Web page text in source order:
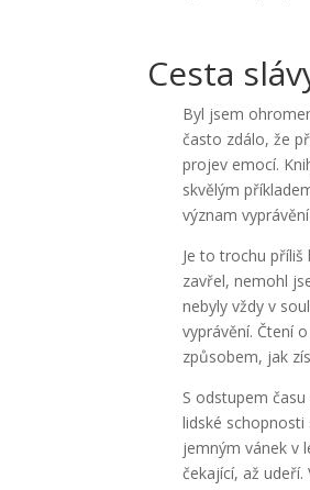
Cesta
Byl jsem
často zdálo, že
projev emocí.
skvělým
význam
Je to trochu
zavřel, nemohl
nebyly vždy v
vyprávění. Čtení
způsobem, jak
S odstupem
lidské
jemným vánek v
čekající, až